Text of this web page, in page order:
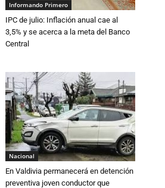
Informando Primero
IPC de julio: Inflación anual cae al
3,5% y se acerca a la meta del Banco
Central
Nacional
En Valdivia permanecerá en detención
preventiva joven conductor que